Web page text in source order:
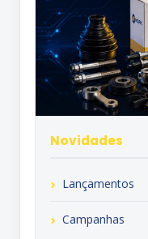
Novidades
Lançamentos
Campanhas